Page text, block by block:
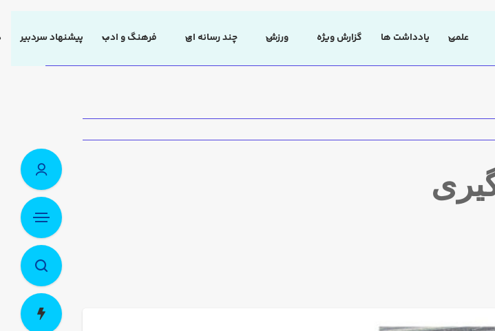
علمی یادداشت ها گزارش ویژه ورزش چند رسانه ای فرهنگ و ادب پیشنهاد سردبیر